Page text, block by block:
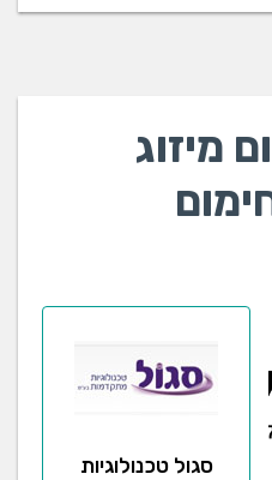
מיזוג
סגול טכנולוגיות